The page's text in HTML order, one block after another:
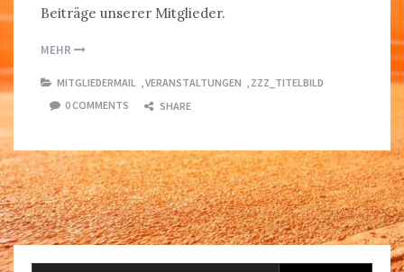
Beiträge unserer Mitglieder.
MEHR
MITGLIEDERMAIL VERANSTALTUNGEN
ZZZ_TITELBILD
0 COMMENTS
SHARE